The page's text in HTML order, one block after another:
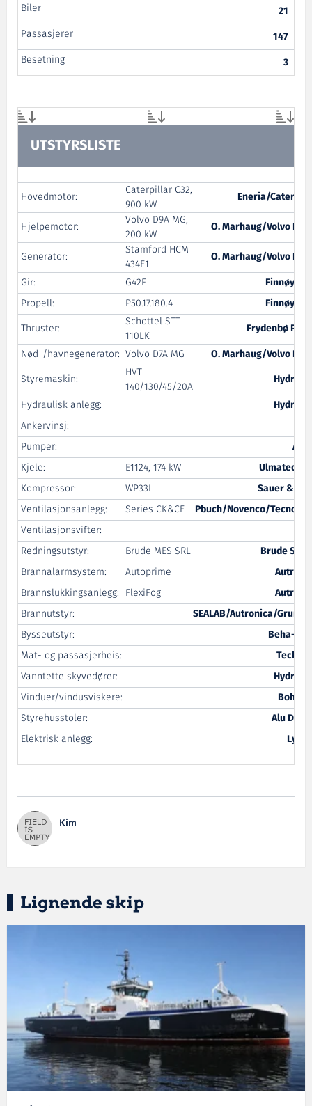
Biler
21
Passasjerer
147
Besetning
3
UTSTYRSLISTE
Hovedmotor:
Caterpillar C32,
900 kW
Eneria/
Hjelpemotor:
Volvo D9A MG,
200 kW
O. Marhaug/Volvo
Generator:
Stamford HCM
434E1
O. Marhaug/Volvo
Gir:
G42F
Finnøy
Propell:
P50.17.180.4
Finnøy
Thruster:
Schottel STT
110LK
Frydenbø
Nød-/havnegenerator: Volvo D7A MG
O. Marhaug/Volvo
Styremaskin:
HVT
140/130/45/20A
Hydraulisk anlegg:
Ankervinsj:
Pumper:
Kjele:
E1124, 174 kW
Ulmatec
Kompressor:
WP33L
Sauer &
Ventilasjonsanlegg:
Series CK&CE
Pbuch/Novenco/
Ventilasjonsvifter:
Redningsutstyr:
Brude MES SRL
Brude
Brannalarmsystem:
Autoprime
Brannslukkingsanlegg: FlexiFog
Brannutstyr:
SEALAB/Autronica/
Bysseutstyr:
Beha-
Mat- og passasjerheis:
Vanntette skyvedører:
Vinduer/vindusviskere:
Styrehusstoler:
Alu
Elektrisk anlegg:
Kim
Lignende skip